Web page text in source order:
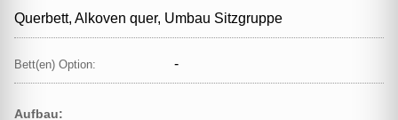
Querbett, Alkoven quer, Umbau Sitzgruppe
Bett(en) Option: -
Aufbau: